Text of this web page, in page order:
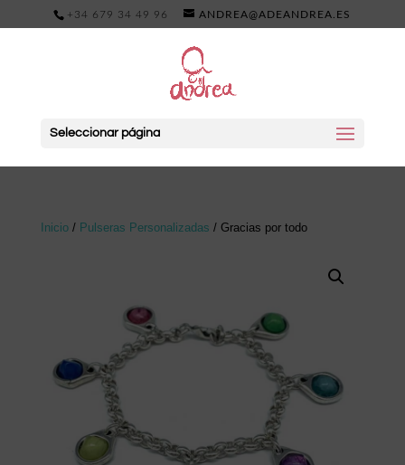
+34 679 34 49 96 ANDREA@ADEANDREA.ES
Seleccionar página
Inicio/ Pulseras Personalizadas / Gracias por todo